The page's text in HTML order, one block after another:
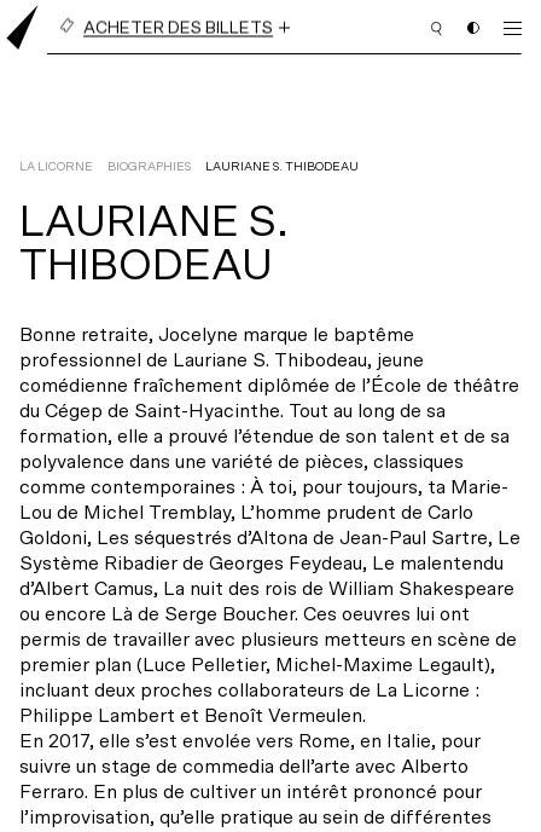
ACHETER DES BILLETS
PROGRAMMATION
ABONNEMENT
NOUS APPUYER
NOUS JOINDRE
Mot de la direction
Notre théâtre
Mission et historique
L’équipe
Notre action
La codiffusion
Actualités
Balado – C’est juste du théâtre
Infos pratiques
FACEBOOK
FACEBOOK INSTAGRAM
INSTAGRAM YOUTUBE
YOUTUBE INFOLETTRE
INFOLETTRE
LA LICORNE BIOGRAPHIES LAURIANE S. THIBODEAU
LAURIANE S.
THIBODEAU
Bonne retraite, Jocelyne marque le baptême
professionnel de Lauriane S. Thibodeau, jeune
comédienne fraîchement diplômée de l’École de théâtre
du Cégep de Saint-Hyacinthe. Tout au long de sa
formation, elle a prouvé l’étendue de son talent et de sa
polyvalence dans une variété de pièces, classiques
comme contemporaines : À toi, pour toujours, ta Marie-
Lou de Michel Tremblay, L’homme prudent de Carlo
Goldoni, Les séquestrés d’Altona de Jean-Paul Sartre, Le
Système Ribadier de Georges Feydeau, Le malentendu
d’Albert Camus, La nuit des rois de William Shakespeare
ou encore Là de Serge Boucher. Ces oeuvres lui ont
permis de travailler avec plusieurs metteurs en scène de
premier plan (Luce Pelletier, Michel-Maxime Legault),
incluant deux proches collaborateurs de La Licorne :
Philippe Lambert et Benoît Vermeulen.
En 2017, elle s’est envolée vers Rome, en Italie, pour
suivre un stage de commedia dell’arte avec Alberto
Ferraro. En plus de cultiver un intérêt prononcé pour
l’improvisation, qu’elle pratique au sein de différentes